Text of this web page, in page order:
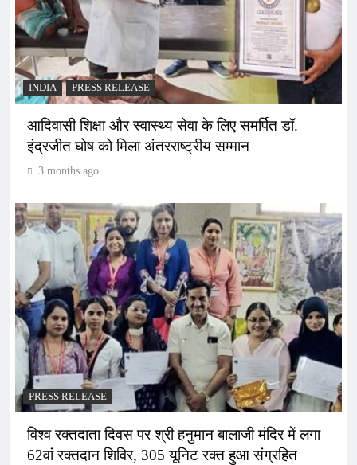
INDIA PRESS RELEASE
आदिवासी शिक्षा और स्वास्थ्य सेवा के लिए समर्पित डॉ.
इंद्रजीत घोष को मिला अंतरराष्ट्रीय सम्मान
3 months ago
PRESS RELEASE
विश्व रक्तदाता दिवस पर श्री हनुमान बालाजी मंदिर में लगा
62वां रक्तदान शिविर, 305 यूनिट रक्त हुआ संग्रहित